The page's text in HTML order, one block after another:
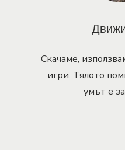
Скачаме,
игри. Тялото
умът е